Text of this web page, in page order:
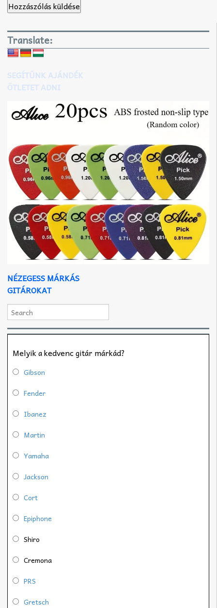
Translate:
SEGÍTÜNK AJÁNDÉK
ÖTLETET ADNI
NÉZEGESS MÁRKÁS
GITÁROKAT
Melyik a kedvenc gitár márkád?
Gibson
Fender
Ibanez
Martin
Yamaha
Jackson
Cort
Epiphone
Shiro
Cremona
PRS
Gretsch